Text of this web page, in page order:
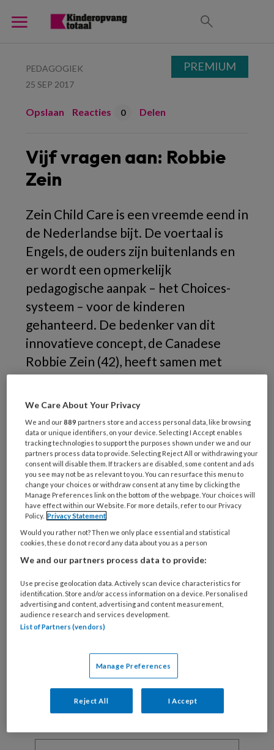
PEDAGOGIEK
25 SEP 2017
Opslaan Reacties 0 Delen
Vijf vragen aan: Robbie
Zein
Zein Child Care is een vreemde eend in
de Nederlandse bijt. De voertaal is
Engels, de ouders zijn buitenlands en
er wordt een opmerkelijk
pedagogische aanpak – het Choices-
systeem – voor de kinderen
gehanteerd. De bedenker van dit
innovatieve concept, de Canadese
Robbie Zein (42), heeft samen met
haar man Jan van der Meijden een
organisatie met 150 medewerkers en
vier kinderdagverblijven, vijf bso’s en
twee peuterspeelzalen in Den Haag en
omgeving.
Hoe
REGISTREREN
Wil je dit artikel lezen?
Maak gratis een account aan en lees 2
artikelen gratis per maand
Al een account of abonnement?
Wat
e-
Kies
PREMIUM
We Care About Your Privacy
We and our889 partners store and access personal data, like browsing
data or unique identifiers, on your device. Selecting I Accept enables
tracking technologies to support the purposes shown under we and our
partners process data to provide. Selecting Reject All or withdrawing your
consent will disable them. If trackers are disabled, some content and ads
you see may not be as relevant to you. You can resurface this menu to
change your choices or withdraw consent at any time by clicking the
Manage Preferences link on the bottom of the webpage. Your choices will
have effect within our Website. For more details, refer to our Privacy
Policy. Privacy Statement
Would you rather not? Then we only place essential and statistical
cookies, these do not record any data about you as a person
We and our partners process data to provide:
Use precise geolocation data. Actively scan device characteristics for
identification. Store and/or access information on a device. Personalised
advertising and content, advertising and content measurement,
audience research and services development.
List of Partners (vendors)
Manage Preferences
Reject All I Accept